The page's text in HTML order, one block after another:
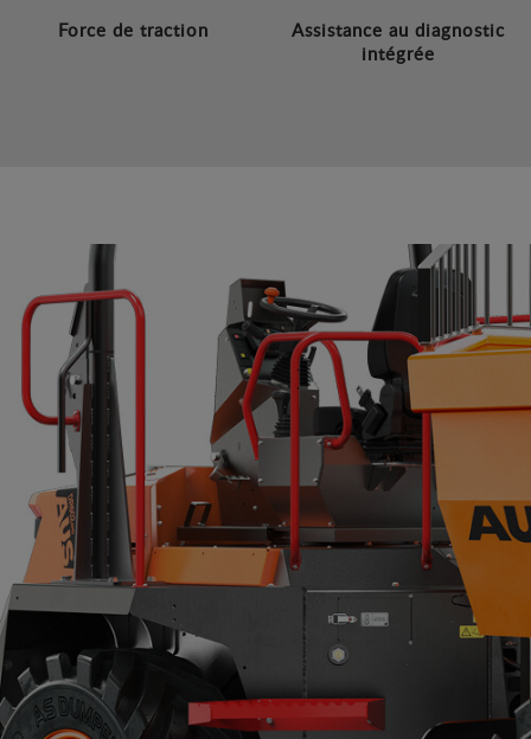
Force de traction
Assistance au diagnostic
intégrée